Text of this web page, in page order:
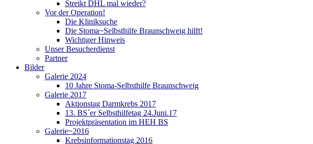
Streikt DHL mal wieder?
Vor der Operation!
Die Kliniksuche
Die Stoma~Selbsthilfe Braunschweig hilft!
Wichtiger Hinweis
Unser Besucherdienst
Partner
Bilder
Galerie 2024
10 Jahre Stoma-Selbsthilfe Braunschweig
Galerie 2017
Aktionstag Darmkrebs 2017
13. BS´er Selbsthilfetag 24.Juni.17
Projektpräsentation im HEH BS
Galerie~2016
Krebsinformationstag 2016